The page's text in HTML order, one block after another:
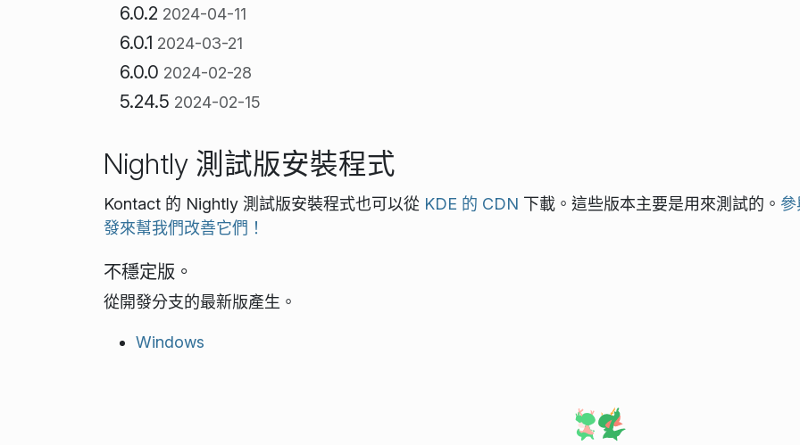
6.0.2 2024-04-11
6.0.1 2024-03-21
6.0.0 2024-02-28
5.24.5 2024-02-15
Nightly 測試版安裝程式
Kontact 的 Nightly 測試版安裝程式也可以從 KDE 的 CDN 下載。這些版本主要是用來測試的。
發來幫我們改善它們！
不穩定版。
從開發分支的最新版產生。
Windows